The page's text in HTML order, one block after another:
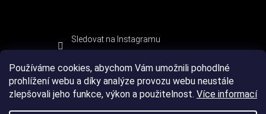
Používáme cookies, abychom Vám umožnili pohodlné
prohlížení webu a díky analýze provozu webu neustále
zlepšovali jeho funkce, výkon a použitelnost. Více informací
Sledovat na Instagramu